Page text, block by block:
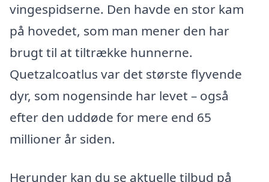
vingespidserne. Den havde en stor kam
på hovedet, som man mener den har
brugt til at tiltrække hunnerne.
Quetzalcoatlus var det største flyvende
dyr, som nogensinde har levet – også
efter den uddøde for mere end 65
millioner år siden.
Herunder kan du se aktuelle tilbud på